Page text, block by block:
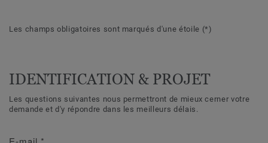
Les champs obligatoires sont marqués d'une étoile (*)
IDENTIFICATION & PROJET
Les questions suivantes nous permettront de mieux cerner votre
demande et d'y répondre dans les meilleurs délais.